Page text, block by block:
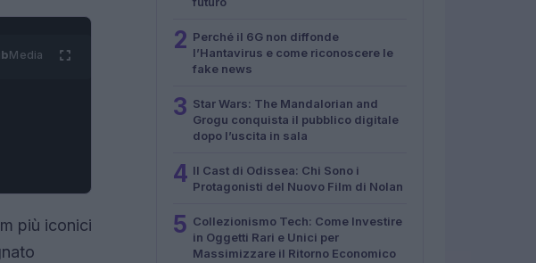
Media
più iconici
2 Perché il 6G non diffonde
l’Hantavirus e come riconoscere le
fake news
3 Star Wars: The Mandalorian and
Grogu conquista il pubblico digitale
dopo l’uscita in sala
4 Il Cast di Odissea: Chi Sono i
Protagonisti del Nuovo Film di Nolan
5 Collezionismo Tech: Come Investire
in Oggetti Rari e Unici per
Massimizzare il Ritorno Economico